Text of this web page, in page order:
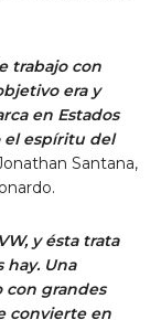
trabajo con
era y
en Estados
el espíritu del
Santana,
y ésta trata
hay. Una
con grandes
convierte en